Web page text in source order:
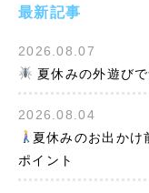
最新記事
2026.08.07
夏休みの外遊び
2026.08.04
夏休みのお出かけ
ポイント